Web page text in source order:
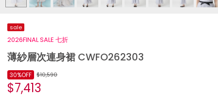
sale
2026FINAL SALE 七折
薄紗層次連身裙 CWFO262303
$10,590
$7,413
30%OFF